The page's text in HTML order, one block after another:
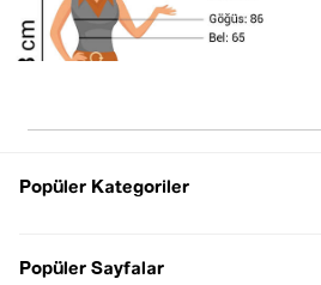
Sezgi Hanım ın beden ölçüleri tablodaki gibi
kullanılan S (Small) Bedendir.
Popüler Kategoriler
Popüler Sayfalar